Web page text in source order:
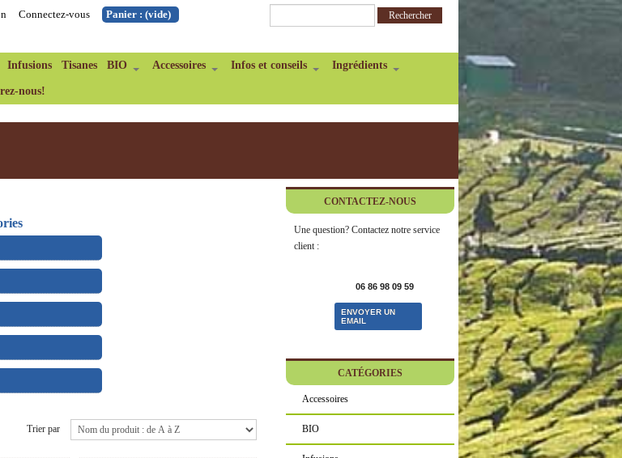
Connectez-vous Panier :(vide)
Infusions Tisanes BIO Accessoires Infos et conseils Ingrédients
nous!
Trier par
CONTACTEZ-NOUS
Une question? Contactez notre service
client :
06 86 98 09 59
ENVOYER UN
EMAIL
CATÉGORIES
Accessoires
BIO